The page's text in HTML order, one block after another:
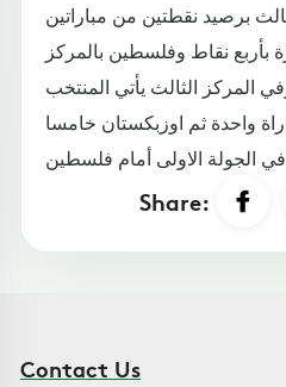
برصيد نقطتين من مباراتين
نقاط وفلسطين بالمركز
المركز الثالث يأتي المنتخب
واحدة ثم اوزبكستان خامسا
Share:
Contact Us